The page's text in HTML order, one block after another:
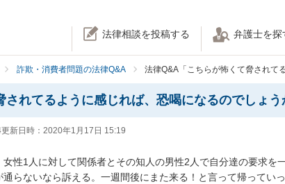
法律相談を投稿する 弁護士を探
詐欺・消費者問題の法律Q&A 法律Q&A「こちらが怖くて脅されて
されてるように感じれば、恐喝になるのでしょう
更新日時： 2020年1月17日 15:19
性1人に対して関係者とその知人の男性2人で自分達の要求を
らないなら訴える。一週間後にまた来る！と言って帰ってい